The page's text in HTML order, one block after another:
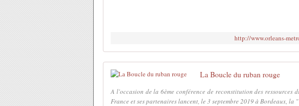
http://www.orleans-
La Boucle du ruban rouge
A l'occasion de la 6ème conférence de reconstitution des ressources
France et ses partenaires lancent, le 3 septembre 2019 à Bordeaux, la